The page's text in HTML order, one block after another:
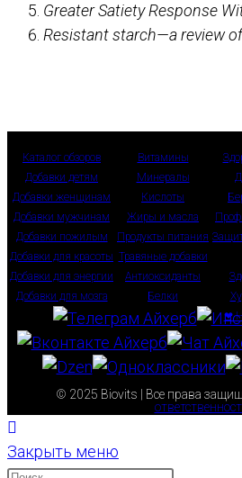
Greater Satiety Response
Resistant starch—a review
Каталог обзоров
Добавки детям
Добавки женщинам
Добавки мужчинам
Добавки пожилым
Добавки для красоты
Добавки для энергии
Добавки для мозга
Витамины
Минералы
Кислоты
Жиры и масла
Продукты питания
Травяные добавки
Антиоксиданты
Белки
❤
© 2025 Biovits | Все права
Закрыть меню